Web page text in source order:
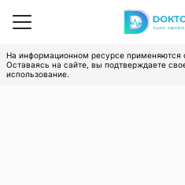
На информационном ресурсе применяются
Оставаясь на сайте, вы подтверждаете
использование.